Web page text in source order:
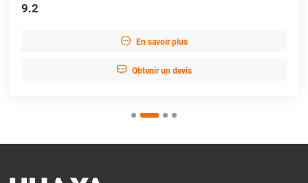
9.2
 En savoir plus
 Obtenir un devis